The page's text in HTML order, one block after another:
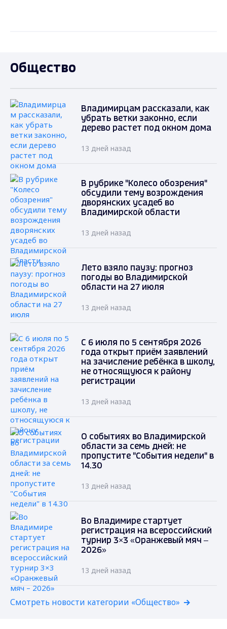
Общество
Владимирцам рассказали, как
убрать ветки законно, если
дерево растет под окном дома
13 дней назад
В рубрике "Колесо обозрения"
обсудили тему возрождения
дворянских усадеб во
Владимирской области
13 дней назад
Лето взяло паузу: прогноз
погоды во Владимирской
области на 27 июля
13 дней назад
С 6 июля по 5 сентября 2026
года открыт приём заявлений
на зачисление ребёнка в школу,
не относящуюся к району
регистрации
13 дней назад
О событиях во Владимирской
области за семь дней: не
пропустите "События недели" в
14.30
13 дней назад
Во Владимире стартует
регистрация на всероссийский
турнир 3×3 «Оранжевый мяч –
2026»
13 дней назад
Смотреть новости категории «Общество»